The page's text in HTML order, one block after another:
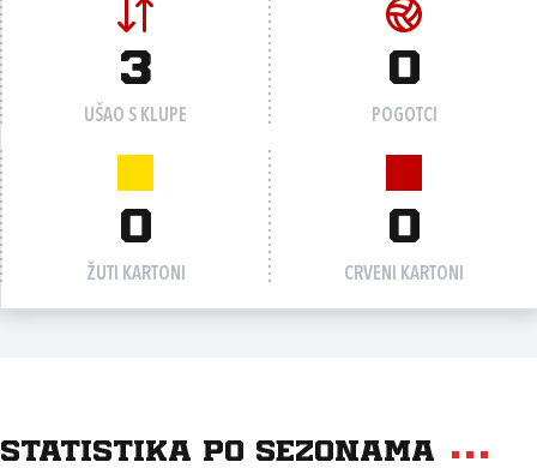
3
UŠAO S KLUPE
0
POGOTCI
0
ŽUTI KARTONI
0
CRVENI KARTONI
Statistika po sezonama